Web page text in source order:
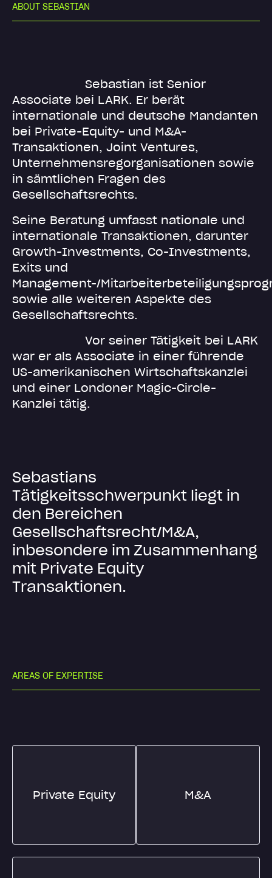
ABOUT SEBASTIAN
Sebastian ist Senior
Associate bei LARK. Er berät
internationale und deutsche Mandanten
bei Private-Equity- und M&A-
Transaktionen, Joint Ventures,
Unternehmensregorganisationen sowie
in sämtlichen Fragen des
Gesellschaftsrechts.
Seine Beratung umfasst nationale und
internationale Transaktionen, darunter
Growth-Investments, Co-Investments,
Exits und
Management-/
sowie alle weiteren Aspekte des
Gesellschaftsrechts.
Vor seiner Tätigkeit bei LARK
war er als Associate in einer führende
US-amerikanischen Wirtschaftskanzlei
und einer Londoner Magic-Circle-
Kanzlei tätig.
Sebastians
Tätigkeitsschwerpunkt liegt in
den Bereichen
Gesellschaftsrecht/M&A,
inbesondere im Zusammenhang
mit Private Equity
Transaktionen.
AREAS OF EXPERTISE
Private Equity M&A